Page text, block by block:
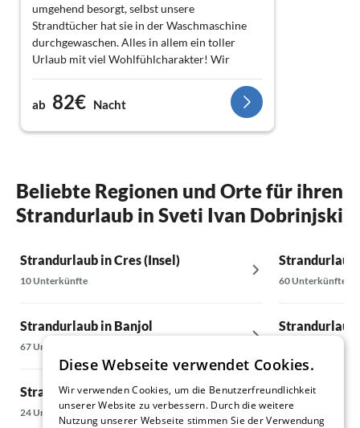
umgehend besorgt, selbst unsere
Strandtücher hat sie in der Waschmaschine
durchgewaschen. Alles in allem ein toller
Urlaub mit viel Wohlfühlcharakter! Wir
werden auf jeden Fall wiederkommen...
ab 82€ Nacht
Beliebte Regionen und Orte für ihren
Strandurlaub in Sveti Ivan Dobrinjski
Strandurlaub in Cres (Insel)
10 Unterkünfte
Strandurlaub in Banjol
67 Unterkünfte
Strandurlaub in Barban
24 Unterkünfte
Strandurlaub
60 Unterkünfte
Strandurlaub
884 Unterkünfte
Diese Webseite verwendet Cookies.
Wir verwenden Cookies, um die Benutzerfreundlichkeit
unserer Website zu verbessern. Durch die weitere
Nutzung unserer Webseite stimmen Sie der Verwendung